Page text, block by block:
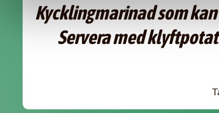
Kycklingmarinad som
Servera med